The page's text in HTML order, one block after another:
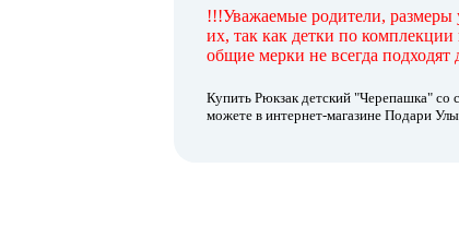
!!!Уважаемые родители, размеры
их, так как детки по
общие мерки не всегда подходят
Купить Рюкзак детский "Черепашка"
можете в интернет-магазине Подари